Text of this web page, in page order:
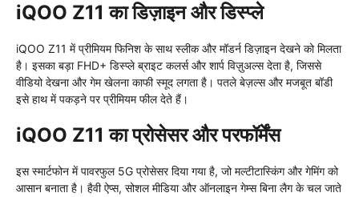
iQOO Z11 का डिज़ाइन और डिस्प्ले
iQOO Z11 में प्रीमियम फिनिश के साथ स्लीक और मॉडर्न डिज़ाइन देखने को मिलता
है। इसका बड़ा FHD+ डिस्प्ले ब्राइट कलर्स और शार्प विज़ुअल्स देता है, जिससे
वीडियो देखना और गेम खेलना काफी स्मूद लगता है। पतले बेज़ल्स और मजबूत बॉडी
इसे हाथ में पकड़ने पर प्रीमियम फील देते हैं।
iQOO Z11 का प्रोसेसर और परफॉर्मेंस
इस स्मार्टफोन में पावरफुल 5G प्रोसेसर दिया गया है, जो मल्टीटास्किंग और गेमिंग को
आसान बनाता है। हैवी ऐप्स, सोशल मीडिया और ऑनलाइन गेम्स बिना लैग के चल जाते